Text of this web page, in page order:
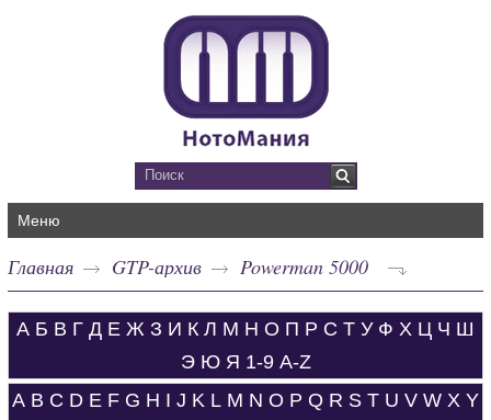
Меню
Главная GTP-архив Powerman 5000
А Б В Г Д Е Ж З И К Л М Н О П Р С Т У Ф Х Ц Ч Ш
Э Ю Я 1-9 A-Z
A B C D E F G H I J K L M N O P Q R S T U V W X Y